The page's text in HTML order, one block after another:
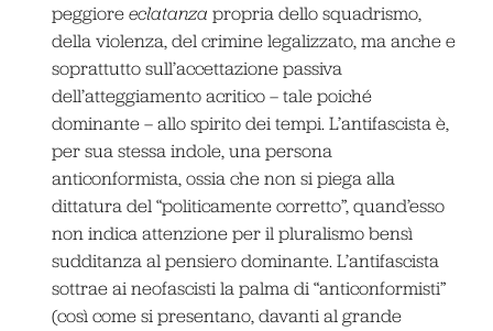
peggiore eclatanza propria dello squadrismo,
della violenza, del crimine legalizzato, ma anche e
soprattutto sull’accettazione passiva
dell’atteggiamento acritico – tale poiché
dominante – allo spirito dei tempi. L’antifascista è,
per sua stessa indole, una persona
anticonformista, ossia che non si piega alla
dittatura del “politicamente corretto”, quand’esso
non indica attenzione per il pluralismo bensì
sudditanza al pensiero dominante. L’antifascista
sottrae ai neofascisti la palma di “anticonformisti”
(così come si presentano, davanti al grande